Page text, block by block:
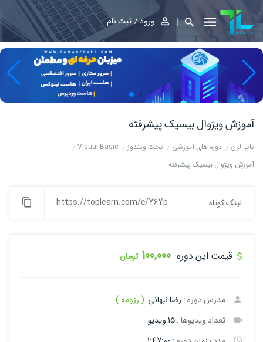
ورود ثبت نام
آموزش ویژوال بیسیک پیشرفته
تاپ لرن دوره های آموزشی تحت ویندوز
Visual Basic
آموزش ویژوال بیسیک پیشرفته
لینک کوتاه https://toplearn.com/c/Y6Yp
قیمت این دوره: 100,000 تومان
مدرس دوره : رضا نبهانی ( رزومه )
تعداد ویدیوها :15 ویدیو